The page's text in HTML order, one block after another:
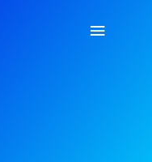
Glavni